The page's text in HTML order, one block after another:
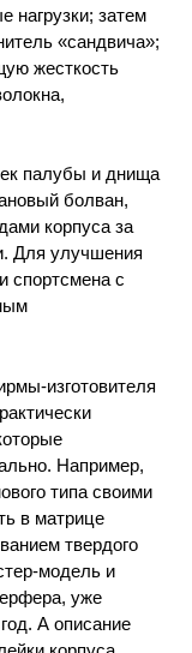
нагрузки; затем
«сандвича»;
жесткость
палубы и днища
болван,
корпуса за
Для улучшения
спортсмена с
изготовителя
Например,
типа своими
в матрице
твердого
модель и
уже
А описание